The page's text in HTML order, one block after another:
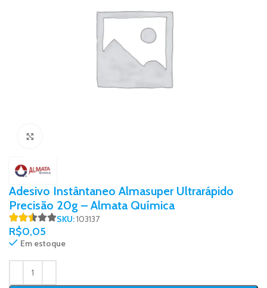
Adesivo Instântaneo Almasuper Ultrarápido
Precisão 20g – Almata Química
SKU:103137
R$0,05
Em estoque